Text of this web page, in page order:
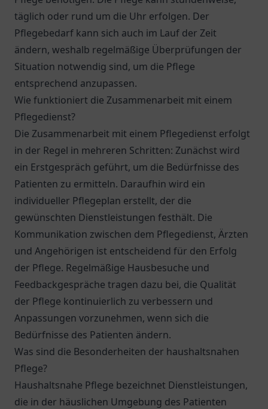
täglich oder rund um die Uhr erfolgen. Der
Pflegebedarf kann sich auch im Lauf der Zeit
ändern, weshalb regelmäßige Überprüfungen der
Situation notwendig sind, um die Pflege
entsprechend anzupassen.
Wie funktioniert die Zusammenarbeit mit einem
Pflegedienst?
Die Zusammenarbeit mit einem Pflegedienst erfolgt
in der Regel in mehreren Schritten: Zunächst wird
ein Erstgespräch geführt, um die Bedürfnisse des
Patienten zu ermitteln. Daraufhin wird ein
individueller Pflegeplan erstellt, der die
gewünschten Dienstleistungen festhält. Die
Kommunikation zwischen dem Pflegedienst, Ärzten
und Angehörigen ist entscheidend für den Erfolg
der Pflege. Regelmäßige Hausbesuche und
Feedbackgespräche tragen dazu bei, die Qualität
der Pflege kontinuierlich zu verbessern und
Anpassungen vorzunehmen, wenn sich die
Bedürfnisse des Patienten ändern.
Was sind die Besonderheiten der haushaltsnahen
Pflege?
Haushaltsnahe Pflege bezeichnet Dienstleistungen,
die in der häuslichen Umgebung des Patienten